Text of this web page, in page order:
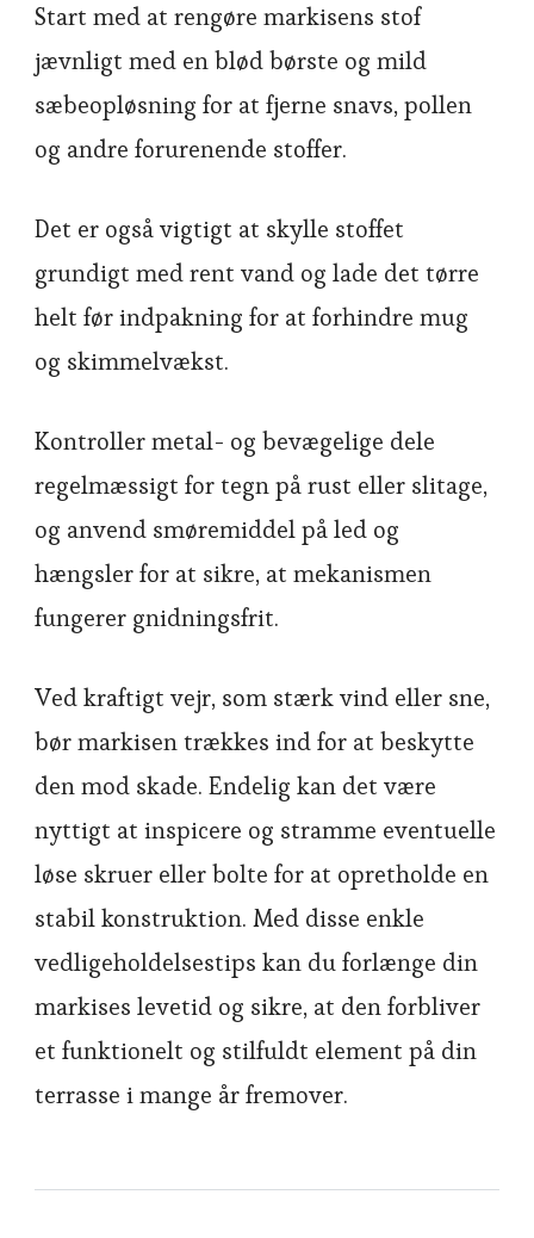
Start med at rengøre markisens stof
jævnligt med en blød børste og mild
sæbeopløsning for at fjerne snavs, pollen
og andre forurenende stoffer.
Det er også vigtigt at skylle stoffet
grundigt med rent vand og lade det tørre
helt før indpakning for at forhindre mug
og skimmelvækst.
Kontroller metal- og bevægelige dele
regelmæssigt for tegn på rust eller slitage,
og anvend smøremiddel på led og
hængsler for at sikre, at mekanismen
fungerer gnidningsfrit.
Ved kraftigt vejr, som stærk vind eller sne,
bør markisen trækkes ind for at beskytte
den mod skade. Endelig kan det være
nyttigt at inspicere og stramme eventuelle
løse skruer eller bolte for at opretholde en
stabil konstruktion. Med disse enkle
vedligeholdelsestips kan du forlænge din
markises levetid og sikre, at den forbliver
et funktionelt og stilfuldt element på din
terrasse i mange år fremover.